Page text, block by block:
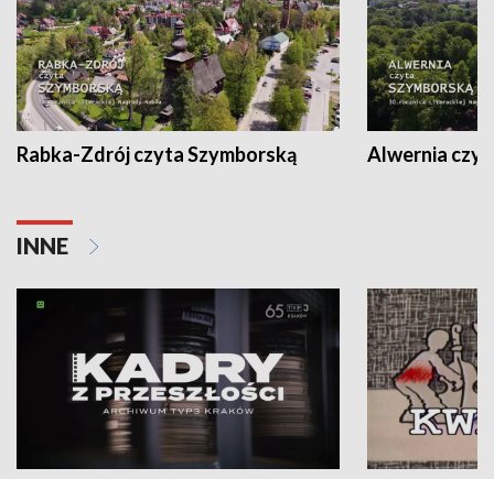
Rabka-Zdrój czyta Szymborską Alwernia
INNE